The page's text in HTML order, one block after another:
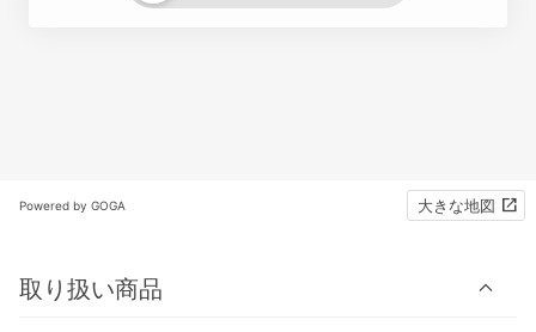
Powered by GOGA 大きな地図
取り扱い商品